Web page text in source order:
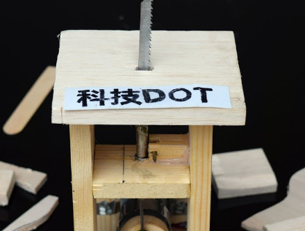
تراش
انواع سنگ سنباده
مرداد 29, 1403
انواع دیسک سایشی مینی فرز
فروردین 21, 1403
انواع دیسک برش مینی فرز
مهر 19, 1402